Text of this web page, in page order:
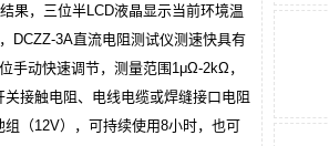
果，三位半LCD液晶显示当前环境温
DCZZ-3A直流电阻测试仪测速快具有
手动快速调节，测量范围1μΩ-2kΩ，
接触电阻、电线电缆或焊缝接口电阻
（12V），可持续使用8小时，也可